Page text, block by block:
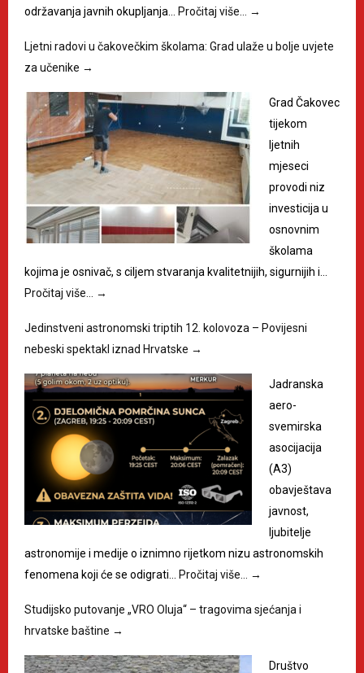
održavanja javnih okupljanja… Pročitaj više… →
Ljetni radovi u čakovečkim školama: Grad ulaže u bolje uvjete
za učenike →
Grad Čakovec
tijekom
ljetnih
mjeseci
provodi niz
investicija u
osnovnim
školama
kojima je osnivač, s ciljem stvaranja kvalitetnijih, sigurnijih i…
Pročitaj više…
→
Jedinstveni astronomski triptih 12. kolovoza – Povijesni
nebeski spektakl iznad Hrvatske →
Jadranska
aero-
svemirska
asocijacija
(A3)
obavještava
javnost,
ljubitelje
astronomije i medije o iznimno rijetkom nizu astronomskih
fenomena koji će se odigrati…
Pročitaj više… →
Studijsko putovanje „VRO Oluja“ – tragovima sjećanja i
hrvatske baštine →
Društvo